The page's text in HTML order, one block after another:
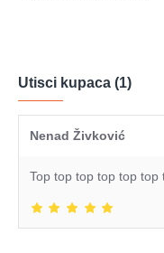
Utisci kupaca (1)
Nenad Živković
Top top top top top top